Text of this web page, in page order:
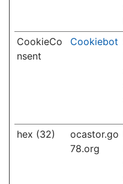
CookieCo
nsent
Cookiebot
hex (32)
ocastor.go
78.org